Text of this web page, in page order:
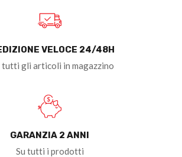
VELOCE 24/48H
tutti gli articoli in magazzino
GARANZIA 2 ANNI
Su tutti i prodotti